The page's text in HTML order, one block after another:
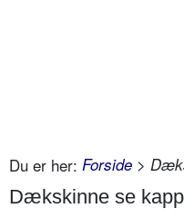
Du er her: Forside >
Dækskinne se